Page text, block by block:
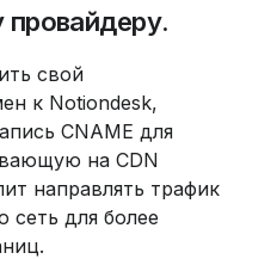
к Notiondesk,
CNAME для
на CDN
направлять трафик
сеть для более